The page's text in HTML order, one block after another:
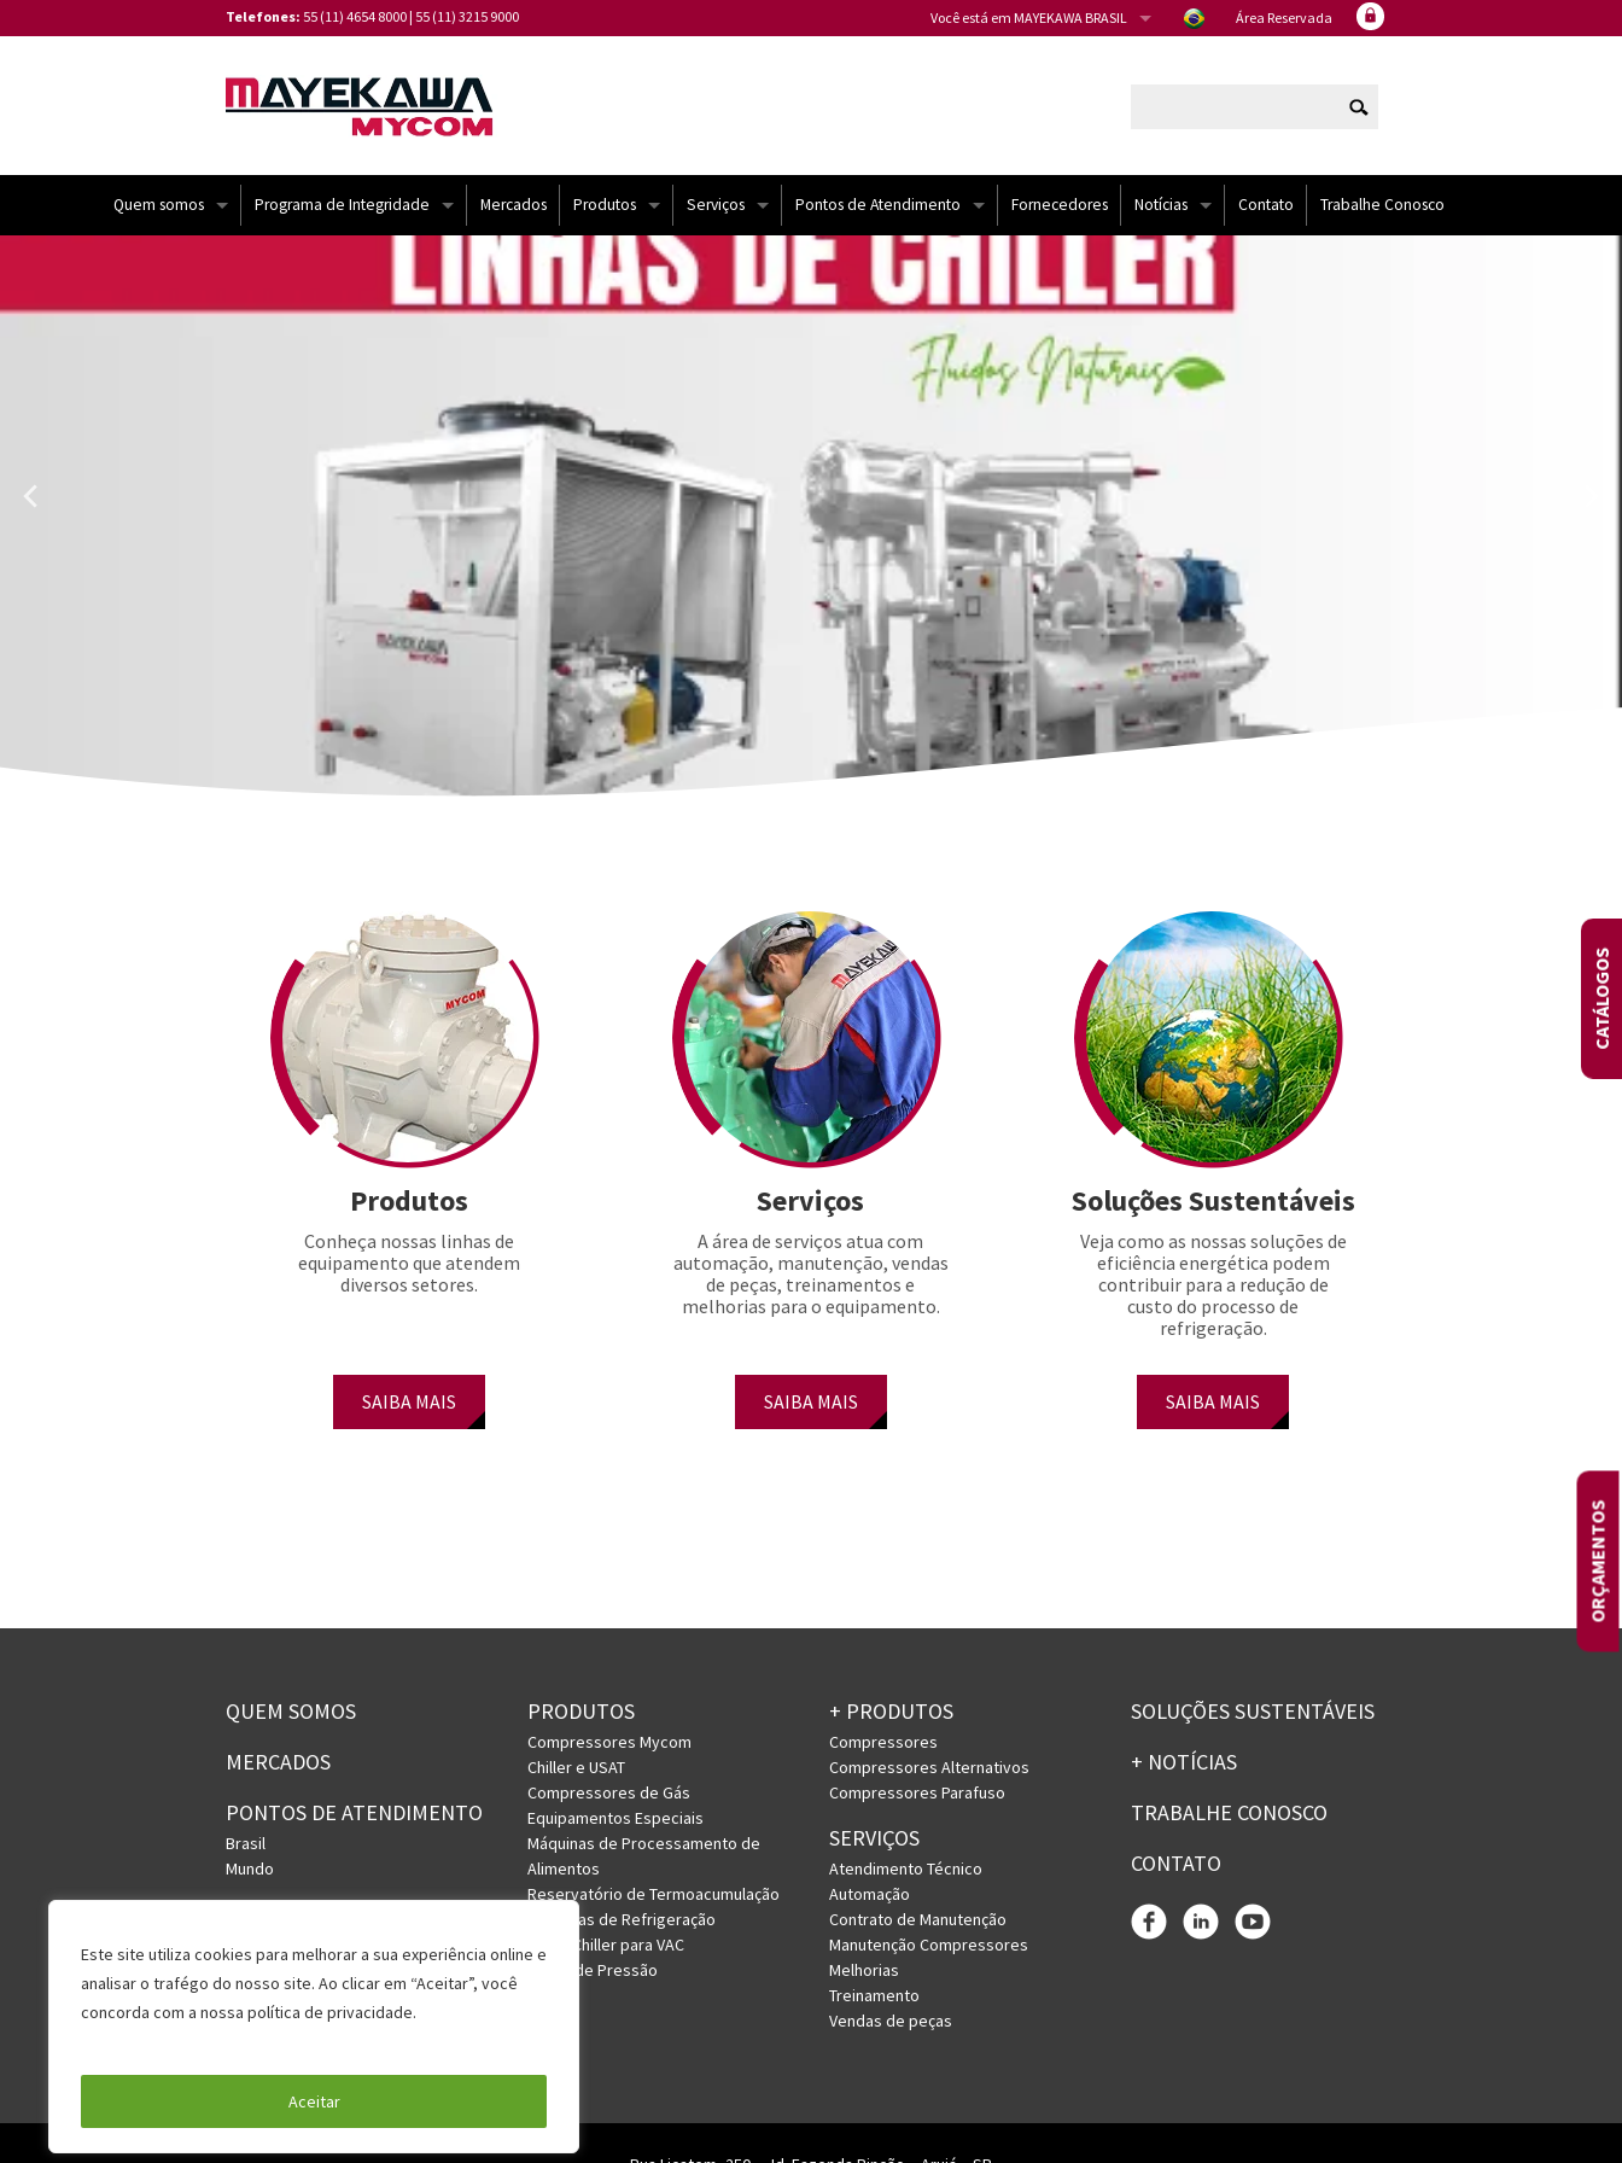
Este site utiliza cookies para melhorar a sua experiência online e
analisar o trafégo do nosso site. Ao clicar em “Aceitar”, você
concorda com a nossa política de privacidade.
Aceitar
Telefones: 55 (11) 4654 8000| 55 (11) 3215 9000
Você está em MAYEKAWA BRASIL
Mayekawa BULGÁRIA
Mayekawa CANADÁ
Mayekawa CHINA
Mayekawa COLÔMBIA
Mayekawa ESPANHA
Mayekawa FILIPINAS
Mayekawa FRANÇA
Mayekawa HUNGRIA
Mayekawa ÍNDIA
Mayekawa INGLATERRA
Mayekawa INDONÉSIA
Mayekawa ITÁLIA
Mayekawa JAPÃO
Mayekawa MÉXICO
Mayekawa TAIWAN
Mayekawa VIETNÃ
Área Reservada
Quem somos Programa de Integridade
Código de Conduta de Fornecedores
Política de Privacidade de Dados da Mayekawa
⁠Relatório de Transparência
Mercados Produtos
Compressores Mycom
Compressores semi-herméticos | Frascold
Sistemas de Refrigeração
Compressores de Gás
Reservatório de Termoacumulação
Máquinas de Processamento de Alimentos
Serviços
Atendimento Técnico
Treinamento
Pontos de Atendimento
Brasil
Fornecedores Notícias
Artigos
Noticias
Contato Trabalhe Conosco
Produtos
Conheça nossas linhas de
equipamento que atendem
diversos setores.
SAIBA MAIS
Serviços
A área de serviços atua com
automação, manutenção, vendas
de peças, treinamentos e
melhorias para o equipamento.
SAIBA MAIS
Soluções Sustentáveis
Veja como as nossas soluções de
eficiência energética podem
contribuir para a redução de
custo do processo de
refrigeração.
SAIBA MAIS
CATÁLOGOS
ORÇAMENTOS
QUEM SOMOS
MERCADOS
PONTOS DE ATENDIMENTO
Brasil
Mundo
PRODUTOS
Compressores Mycom
Chiller e USAT
Compressores de Gás
Equipamentos Especiais
Máquinas de Processamento de
Alimentos
Reservatório de Termoacumulação
Sistemas de Refrigeração
URV e Chiller para VAC
Vasos de Pressão
+ PRODUTOS
Compressores
Compressores Alternativos
Compressores Parafuso
SERVIÇOS
Atendimento Técnico
Automação
Contrato de Manutenção
Manutenção Compressores
Melhorias
Treinamento
Vendas de peças
SOLUÇÕES SUSTENTÁVEIS
+ NOTÍCIAS
TRABALHE CONOSCO
CONTATO